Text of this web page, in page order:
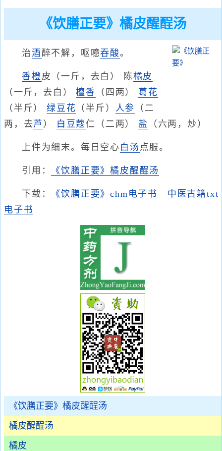
《饮膳正要》橘皮醒酲汤
治酒 醉不解，呕噫吞酸。
香橙皮（一斤，去白） 陈橘皮
（一斤，去白）檀香 （四两）葛花
（半斤） 绿豆花 （半斤） 人参
（二
两，去芦 ） 白豆蔻仁（二两） 盐 （六两，炒）
上件为细末。每日空心 白汤 点服。
引用： 《饮膳正要》橘皮醒酲汤
下载： 《饮膳正要》chm电子书
中医古籍txt
电子书
《饮膳正要》橘皮醒酲汤
橘皮醒酲汤
橘皮